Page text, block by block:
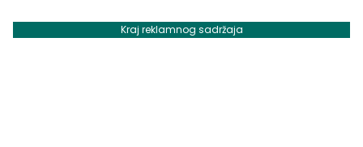
Kraj reklamnog sadržaja